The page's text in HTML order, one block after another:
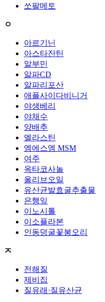
쏘팔메토
ㅇ
아르기닌
아스타잔틴
알부민
알파CD
알파리포산
애플사이다비니거
야생베리
야채수
양배추
엘라스틴
엠에스엠 MSM
여주
옥타코사놀
올리브오일
유산균발효굴추출물
은행잎
이노시톨
이소플라본
인동덩굴꽃봉오리
ㅈ
전해질
제비집
질유래·질유산균